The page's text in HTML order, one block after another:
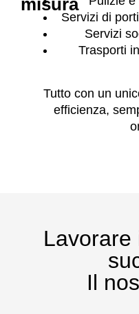
misura
Servizi di
Servizi
Trasporti
Tutto con un
efficienza,
Lavorare
Il